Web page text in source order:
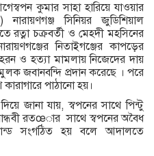
কুমার সাহা হারিয়ে যাওয়ার
সিনিয়র জুডিশিয়াল
চক্রবর্তী ও মেহদী মহসিনের
নিতাইগঞ্জের কাপড়ের
ও হত্যা মামলায় নিজেদের দায়
জবানবন্দি প্রদান করেছে । পরে
পাঠানো হয়।
জানা যায়, স্বপনের সাথে পিন্টু
রতœার সাথে স্বপনের অবৈধ
সংগঠিত হয় বলে আদালতে